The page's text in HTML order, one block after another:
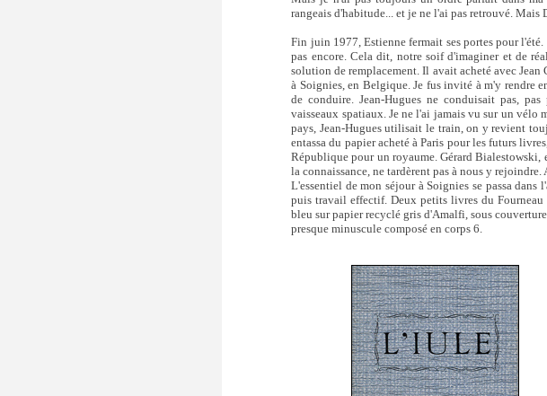
rangeais d'habitude... et je ne l'ai pas retrouvé.
Fin juin 1977, Estienne fermait ses portes pour
pas encore. Cela dit, notre soif d'imaginer et de
solution de remplacement. Il avait acheté avec
à Soignies, en Belgique. Je fus invité à m'y rendre
de conduire. Jean-Hugues ne conduisait pas,
vaisseaux spatiaux. Je ne l'ai jamais vu sur un vélo
pays, Jean-Hugues utilisait le train, on y revient
entassa du papier acheté à Paris pour les futurs
République pour un royaume. Gérard
la connaissance, ne tardèrent pas à nous y
L'essentiel de mon séjour à Soignies se passa
puis travail effectif. Deux petits livres du
bleu sur papier recyclé gris d'Amalfi, sous
presque minuscule composé en corps 6.